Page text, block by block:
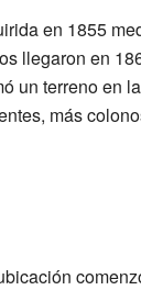
en 1855
llegaron en
un terreno en
más